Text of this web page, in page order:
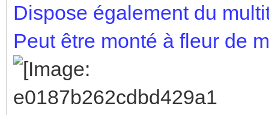
Dispose également du
Peut être monté à fleur de